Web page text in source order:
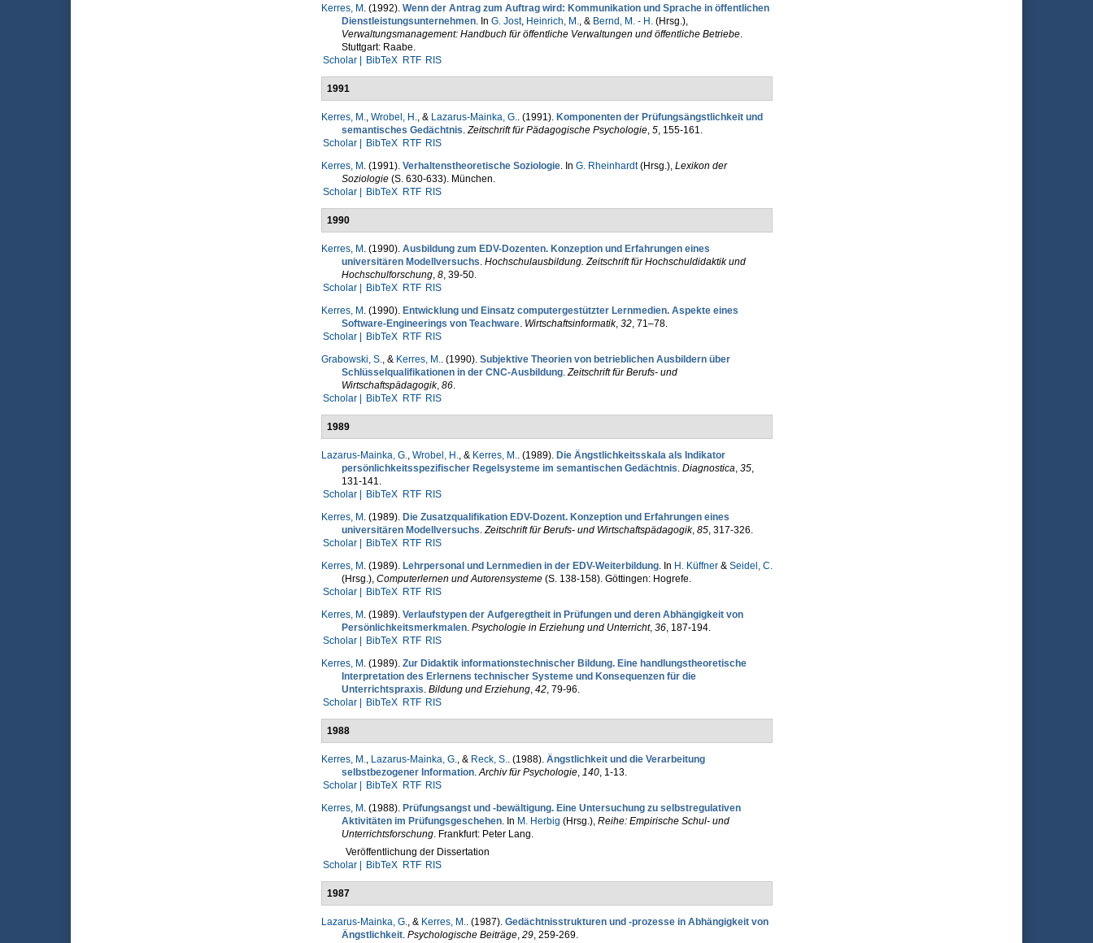
Kerres, M . (1992). Wenn der Antrag zum Auftrag wird: Kommunikation und Sprache in öffentlichen
Dienstleistungsunternehmen. In G. Jost, Heinrich, M., & Bernd, M. - H.(Hrsg.),
Verwaltungsmanagement: Handbuch für öffentliche Verwaltungen und öffentliche Betriebe.
Stuttgart: Raabe.
Scholar |
BibTeX RTF RIS
1991
Kerres, M., Wrobel, H., & Lazarus-Mainka, G.. (1991). Kompo­nenten der Prüfungsängstlichkeit und
semantisches Ge­dächtnis.Zeitschrift für Pädagogische Psychologie, 5, 155-161.
Scholar |
BibTeX RTF RIS
Kerres, M . (1991). Verhaltenstheoretische Sozio­logie. In G. Rheinhardt(Hrsg.), Lexikon der
Soziologie(S. 630-633). München.
Scholar |
BibTeX RTF RIS
1990
Kerres, M . (1990). Ausbildung zum EDV-Dozenten. Konzeption und Erfahrungen eines
universitären Modellversuchs. Hochschulausbildung. Zeit­schrift für Hochschuldidaktik und
Hochschulforschung, 8, 39-50.
Scholar |
BibTeX RTF RIS
Kerres, M . (1990). Entwicklung und Einsatz computergestützter Lernmedien. Aspekte eines
Software-Engineerings von Teachware. Wirtschaftsinformatik, 32, 71–78.
Scholar |
BibTeX RTF RIS
Grabowski, S., & Kerres, M.. (1990). Subjektive Theorien von be­trieblichen Ausbil­dern über
Schlüsselqualifikationen in der CNC-Ausbildung.Zeitschrift für Berufs- und
Wirtschaftspädagogik, 86.
Scholar |
BibTeX RTF RIS
1989
Lazarus-Mainka, G., Wrobel, H., & Kerres, M.. (1989). Die Ängstlich­keits­skala als Indikator
persönlichkeitsspezi­fischer Regelsysteme im semantischen Gedächtnis. Diagnostica, 35,
131-141.
Scholar |
BibTeX RTF RIS
Kerres, M . (1989). Die Zusatzqualifikation EDV-Dozent. Konzeption und Erfah­rungen eines
universitären Modellversuchs.Zeitschrift für Berufs- und Wirtschaftspädagogik, 85, 317-326.
Scholar |
BibTeX RTF RIS
Kerres, M . (1989). Lehrpersonal und Lernmedien in der EDV-Weiterbil­dung. In H. Küffner& Seidel, C.
(Hrsg.), Computerlernen und Autorensysteme(S. 138-158). Göttingen: Hogrefe.
Scholar |
BibTeX RTF RIS
Kerres, M . (1989). Verlaufstypen der Aufgeregtheit in Prü­fungen und de­ren Abhän­gig­keit von
Persönlichkeitsmerkmalen. Psychologie in Erziehung und Unterricht, 36, 187-194.
Scholar |
BibTeX RTF RIS
Kerres, M . (1989). Zur Didaktik informationstechnischer Bildung. Eine handlungstheoretische
Interpretation des Erlernens technischer Systeme und Konsequenzen für die
Unterrichtspraxis. Bildung und Erziehung, 42, 79-96.
Scholar |
BibTeX RTF RIS
1988
Kerres, M., Lazarus-Mainka, G., & Reck, S.. (1988). Ängstlichkeit und die Verarbeitung
selbstbezogener Information.Archiv für Psychologie, 140, 1-13.
Scholar |
BibTeX RTF RIS
Kerres, M . (1988). Prüfungsangst und -bewältigung. Eine Un­tersuchung zu selbstregulativen
Aktivitäten im Prüfungsgeschehen. In M. Herbig (Hrsg.), Reihe: Empirische Schul- und
Unterrichtsforschung. Frankfurt: Peter Lang.
Veröffentlichung der Dissertation
Scholar |
BibTeX RTF RIS
1987
Lazarus-Mainka, G., & Kerres, M.. (1987). Gedächtnisstrukturen und -prozesse in Abhängigkeit von
Ängstlichkeit. Psychologische Beiträge, 29, 259-269.